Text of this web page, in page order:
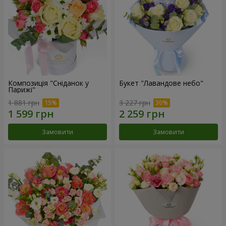
Композиція "Сніданок у
Парижі"
1 881 грн
Замовити
Букет "Лавандове небо"
3 227 грн
Замовити